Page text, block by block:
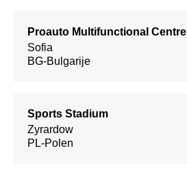
Proauto Multifunctional Centre
Sofia
BG-Bulgarije
Sports Stadium
Zyrardow
PL-Polen